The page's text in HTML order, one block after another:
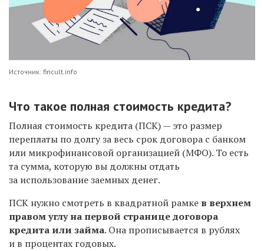
Источник: fincult.info
Что такое полная стоимость кредита?
Полная стоимость кредита (ПСК) — это размер
переплаты по долгу за весь срок договора с банком
или микрофинансовой организацией (МФО). То есть
та сумма, которую вы должны отдать
за использование заемных денег.
ПСК нужно смотреть в квадратной рамке в верхнем
правом углу на первой странице договора
кредита или займа. Она прописывается в рублях
и в процентах годовых.